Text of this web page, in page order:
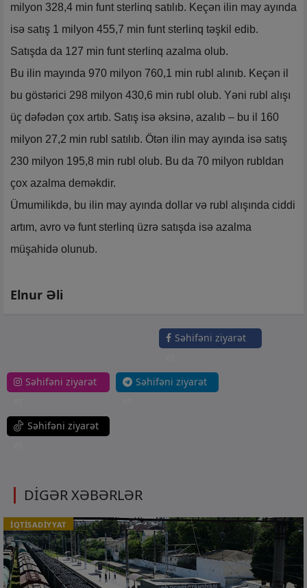
milyon 328,4 min funt sterlinq satılıb. Keçən ilin may ayında
isə satış 1 milyon 455,7 min funt sterlinq təşkil edib.
Satışda da 127 min funt sterlinq azalma olub.
Bu ilin mayında 970 milyon 760,1 min rubl alınıb. Keçən il
bu göstərici 298 milyon 430,6 min rubl olub. Yəni rubl alışı
üç dəfədən çox artıb. Satış isə əksinə, azalıb – bu il 160
milyon 27,2 min rubl satılıb. Ötən ilin may ayında isə satış
230 milyon 195,8 min rubl olub. Bu da 70 milyon rubldan
çox azalma deməkdir.
Ümumilikdə, bu ilin may ayında dollar və rubl alışında ciddi
artım, avro və funt sterlinq üzrə satışda isə azalma
müşahidə olunub.
Elnur Əli
Səhifəni ziyarət
Səhifəni ziyarət
Səhifəni ziyarət
Səhifəni ziyarət
DİGƏR XƏBƏRLƏR
İQTİSADİYYAT